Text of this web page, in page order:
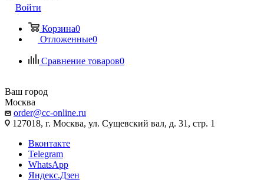
Войти
Корзина0
Отложенные0
Сравнение товаров0
Ваш город
Москва
order@cc-online.ru
127018, г. Москва, ул. Сущевский вал, д. 31, стр. 1
Вконтакте
Telegram
WhatsApp
Яндекс.Дзен